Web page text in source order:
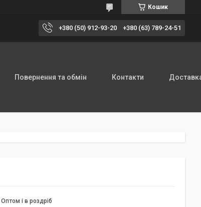
Кошик
+380 (50) 912-93-20 +380 (63) 789-24-51
Повернення та обмін Контакти
Оптом і в роздріб